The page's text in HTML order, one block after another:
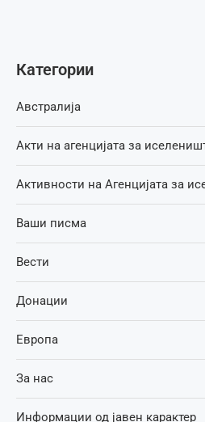
Категории
Австралија
Акти на агенцијата за
Активности на Агенцијата за
Ваши писма
Вести
Донации
Европа
За нас
Информации од јавен карактер